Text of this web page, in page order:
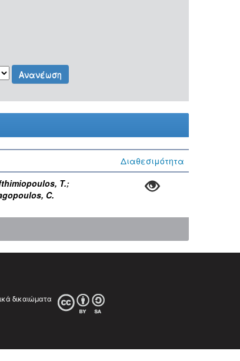
Διαθεσιμότητα
T.;
C.